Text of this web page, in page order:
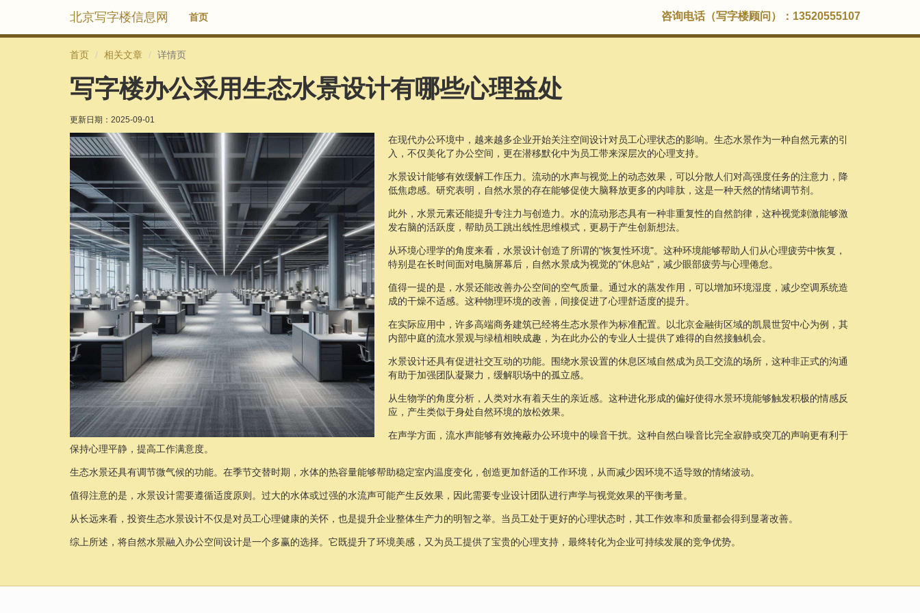
北京写字楼信息网 首页 咨询电话（写字楼顾问）：13520555107
首页 相关文章 详情页
写字楼办公采用生态水景设计有哪些心理益处
更新日期： 2025-09-01
在现代办公环境中，越来越多企业开始关注空间设计对员工心理状态的影响。生态水景作为一种自然元素的引
入，不仅美化了办公空间，更在潜移默化中为员工带来深层次的心理支持。
水景设计能够有效缓解工作压力。流动的水声与视觉上的动态效果，可以分散人们对高强度任务的注意力，降
低焦虑感。研究表明，自然水景的存在能够促使大脑释放更多的内啡肽，这是一种天然的情绪调节剂。
此外，水景元素还能提升专注力与创造力。水的流动形态具有一种非重复性的自然韵律，这种视觉刺激能够激
发右脑的活跃度，帮助员工跳出线性思维模式，更易于产生创新想法。
从环境心理学的角度来看，水景设计创造了所谓的"恢复性环境"。这种环境能够帮助人们从心理疲劳中恢复，
特别是在长时间面对电脑屏幕后，自然水景成为视觉的"休息站"，减少眼部疲劳与心理倦怠。
值得一提的是，水景还能改善办公空间的空气质量。通过水的蒸发作用，可以增加环境湿度，减少空调系统造
成的干燥不适感。这种物理环境的改善，间接促进了心理舒适度的提升。
在实际应用中，许多高端商务建筑已经将生态水景作为标准配置。以北京金融街区域的凯晨世贸中心为例，其
内部中庭的流水景观与绿植相映成趣，为在此办公的专业人士提供了难得的自然接触机会。
水景设计还具有促进社交互动的功能。围绕水景设置的休息区域自然成为员工交流的场所，这种非正式的沟通
有助于加强团队凝聚力，缓解职场中的孤立感。
从生物学的角度分析，人类对水有着天生的亲近感。这种进化形成的偏好使得水景环境能够触发积极的情感反
应，产生类似于身处自然环境的放松效果。
在声学方面，流水声能够有效掩蔽办公环境中的噪音干扰。这种自然白噪音比完全寂静或突兀的声响更有利于
保持心理平静，提高工作满意度。
生态水景还具有调节微气候的功能。在季节交替时期，水体的热容量能够帮助稳定室内温度变化，创造更加舒适的工作环境，从而减少因环境不适导致的情绪波动。
值得注意的是，水景设计需要遵循适度原则。过大的水体或过强的水流声可能产生反效果，因此需要专业设计团队进行声学与视觉效果的平衡考量。
从长远来看，投资生态水景设计不仅是对员工心理健康的关怀，也是提升企业整体生产力的明智之举。当员工处于更好的心理状态时，其工作效率和质量都会得到显著改善。
综上所述，将自然水景融入办公空间设计是一个多赢的选择。它既提升了环境美感，又为员工提供了宝贵的心理支持，最终转化为企业可持续发展的竞争优势。